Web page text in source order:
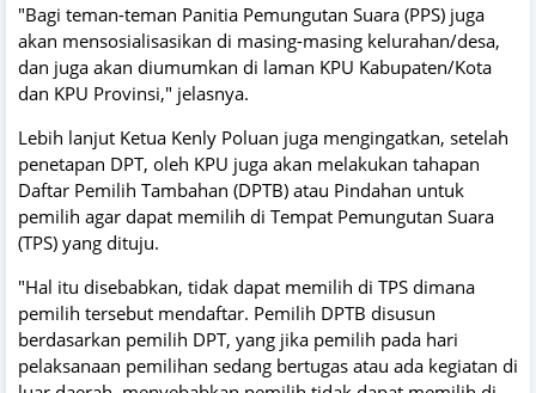
"Bagi teman-teman Panitia Pemungutan Suara (PPS) juga
akan mensosialisasikan di masing-masing kelurahan/desa,
dan juga akan diumumkan di laman KPU Kabupaten/Kota
dan KPU Provinsi," jelasnya.
Lebih lanjut Ketua Kenly Poluan juga mengingatkan, setelah
penetapan DPT, oleh KPU juga akan melakukan tahapan
Daftar Pemilih Tambahan (DPTB) atau Pindahan untuk
pemilih agar dapat memilih di Tempat Pemungutan Suara
(TPS) yang dituju.
"Hal itu disebabkan, tidak dapat memilih di TPS dimana
pemilih tersebut mendaftar. Pemilih DPTB disusun
berdasarkan pemilih DPT, yang jika pemilih pada hari
pelaksanaan pemilihan sedang bertugas atau ada kegiatan di